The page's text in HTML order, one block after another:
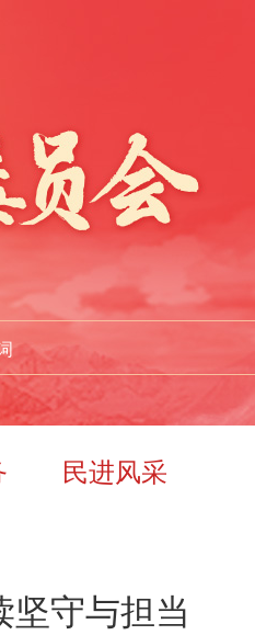
民进风采
守与担当